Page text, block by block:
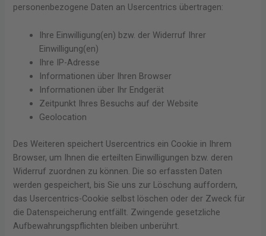
personenbezogene Daten an Usercentrics übertragen:
Ihre Einwilligung(en) bzw. der Widerruf Ihrer
Einwilligung(en)
Ihre IP-Adresse
Informationen über Ihren Browser
Informationen über Ihr Endgerät
Zeitpunkt Ihres Besuchs auf der Website
Geolocation
Des Weiteren speichert Usercentrics ein Cookie in Ihrem
Browser, um Ihnen die erteilten Einwilligungen bzw. deren
Widerruf zuordnen zu können. Die so erfassten Daten
werden gespeichert, bis Sie uns zur Löschung auffordern,
das Usercentrics-Cookie selbst löschen oder der Zweck für
die Datenspeicherung entfällt. Zwingende gesetzliche
Aufbewahrungspflichten bleiben unberührt.